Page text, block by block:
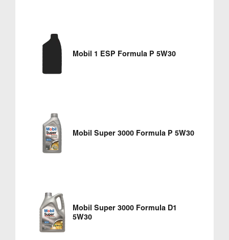
Mobil 1 ESP Formula P 5W30
Mobil Super 3000 Formula P 5W30
Mobil Super 3000 Formula D1
5W30